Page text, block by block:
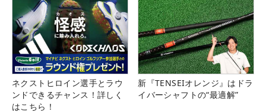
ネクストヒロイン選手とラウ
ンドできるチャンス！詳しく
はこちら！
新『TENSEIオレンジ』はドラ
イバーシャフトの“最適解”